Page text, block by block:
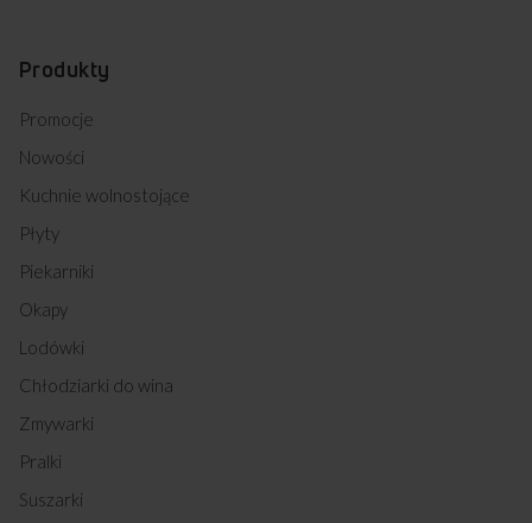
Produkty
Promocje
Nowości
Kuchnie wolnostojące
Płyty
Piekarniki
Okapy
Lodówki
Chłodziarki do wina
Zmywarki
Pralki
Suszarki